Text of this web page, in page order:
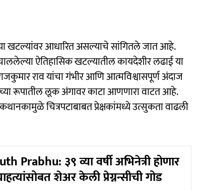
खटल्यांवर आधारित असल्याचे सांगितले जात आहे.
ऐतिहासिक खटल्यातील कायदेशीर लढाई या
राव यांचा गंभीर आणि आत्मविश्वासपूर्ण अंदाज
रूपातील लूक अंगावर काटा आणणारा वाटत आहे.
चित्रपटाबाबत प्रेक्षकांमध्ये उत्सुकता वाढली
Prabhu: ३९ व्या वर्षी अभिनेत्री होणार
शेअर केली प्रेग्नन्सीची गोड